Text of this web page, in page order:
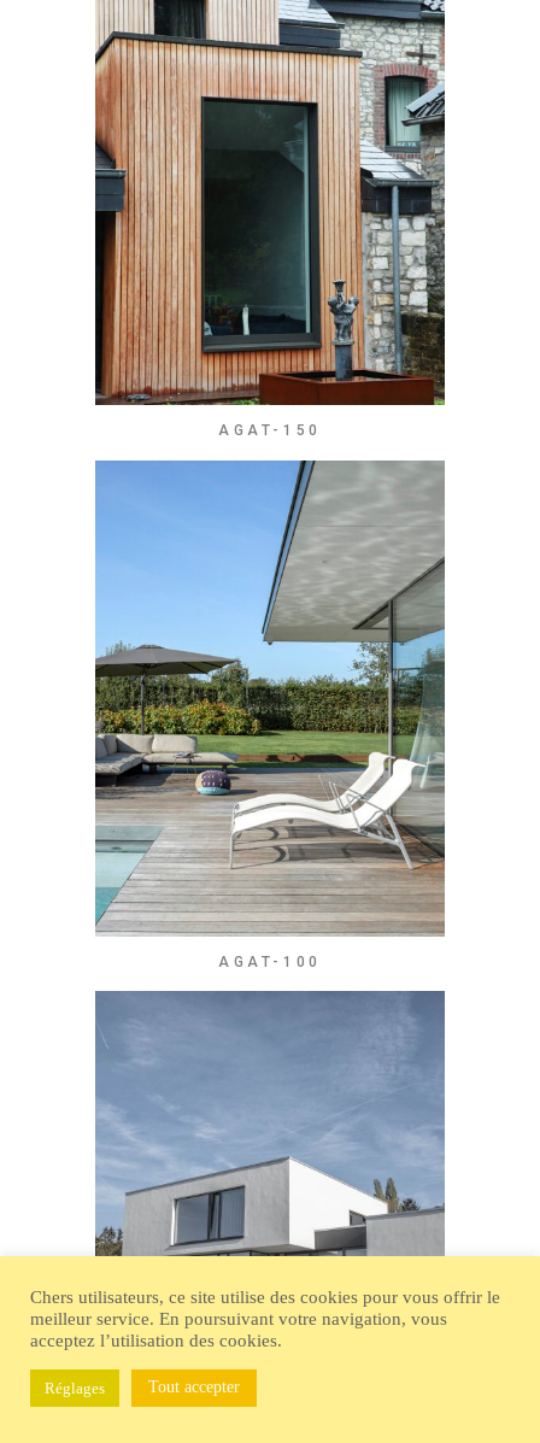
AGAT-150
AGAT-100
Chers utilisateurs, ce site utilise des cookies pour vous offrir le
meilleur service. En poursuivant votre navigation, vous
acceptez l’utilisation des cookies.
Réglages Tout accepter